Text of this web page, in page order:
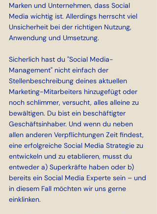
Marken und Unternehmen, dass Social
Media wichtig ist. Allerdings herrscht viel
Unsicherheit bei der richtigen Nutzung,
Anwendung und Umsetzung.
Sicherlich hast du "Social Media-
Management" nicht einfach der
Stellenbeschreibung deines aktuellen
Marketing-Mitarbeiters hinzugefügt oder
noch schlimmer, versucht, alles alleine zu
bewältigen. Du bist ein beschäftigter
Geschäftsinhaber. Und wenn du neben
allen anderen Verpflichtungen Zeit findest,
eine erfolgreiche Social Media Strategie zu
entwickeln und zu etablieren, musst du
entweder a) Superkräfte haben oder b)
bereits ein Social Media Experte sein – und
in diesem Fall möchten wir uns gerne
einklinken.